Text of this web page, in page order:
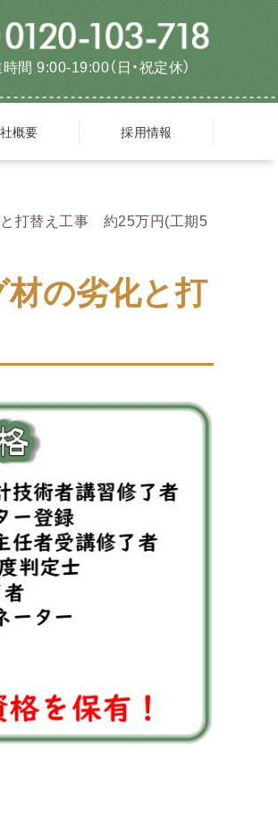
間 9:00-19:00（日・祝定休）
概要 採用情報
打替え工事 約25万円(工期5
の劣化と打